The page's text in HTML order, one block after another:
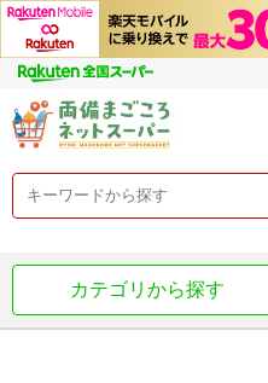
カテゴリから探す